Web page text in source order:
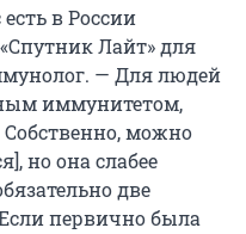
в России
Лайт» для
— Для людей
иммунитетом,
Собственно, можно
но она слабее
две
первично была